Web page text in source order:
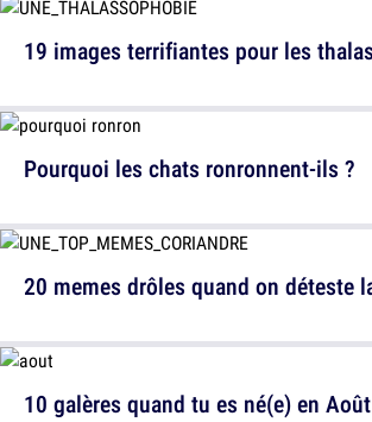
19 images terrifiantes pour les
20 memes drôles quand on déteste
Pourquoi les chats ronronnent-ils ?
10 galères quand tu es né(e) en Août